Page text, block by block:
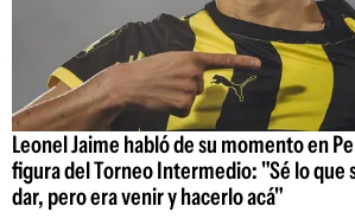
Leonel Jaime habló de su momento en
figura del Torneo Intermedio: "Sé lo que
dar, pero era venir y hacerlo acá"